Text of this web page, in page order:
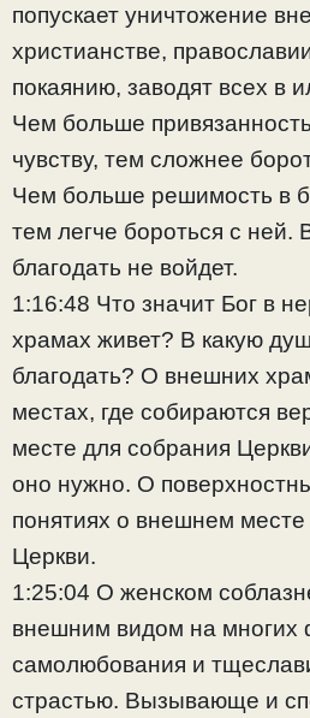
попускает уничтожение
христианстве,
покаянию, заводят всех в
Чем больше
чувству, тем сложнее
Чем больше решимость в
тем легче бороться с ней.
благодать не войдет.
1:16:48 Что значит Бог в
храмах живет? В какую
благодать? О внешних
местах, где собираются
месте для собрания
оно нужно. О
понятиях о внешнем
Церкви.
1:25:04 О женском
внешним видом на многих
самолюбования и
страстью. Вызывающе и